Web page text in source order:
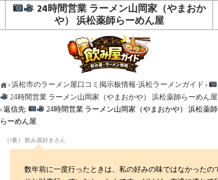
24時間営業 ラーメン山岡家（やまおか
や） 浜松薬師らーめん屋
›浜松市のラーメン屋口コミ掲示板情報-浜松ラーメンガイド ›
24時間営業 ラーメン山岡家（やまおかや） 浜松薬師らーめん屋
›返信先:
24時間営業 ラーメン山岡家（やまおかや） 浜松薬師
らーめん屋
［1番］ 飲み屋好きさん
数年前に一度行ったときは、私の好みの味ではなかったの